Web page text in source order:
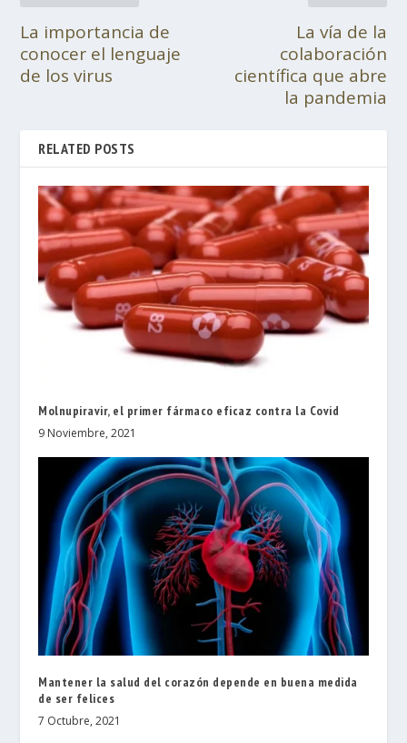
La importancia de
conocer el lenguaje
de los virus
La vía de la
colaboración
científica que abre
la pandemia
RELATED POSTS
Molnupiravir, el primer fármaco eficaz contra la Covid
9 Noviembre, 2021
Mantener la salud del corazón depende en buena medida
de ser felices
7 Octubre, 2021